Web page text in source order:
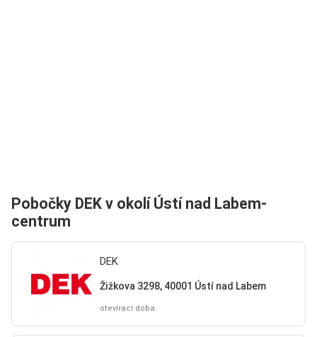
Pobočky DEK v okolí Ústí nad Labem-
centrum
DEK
Žižkova 3298, 40001 Ústí nad Labem
otevírací doba